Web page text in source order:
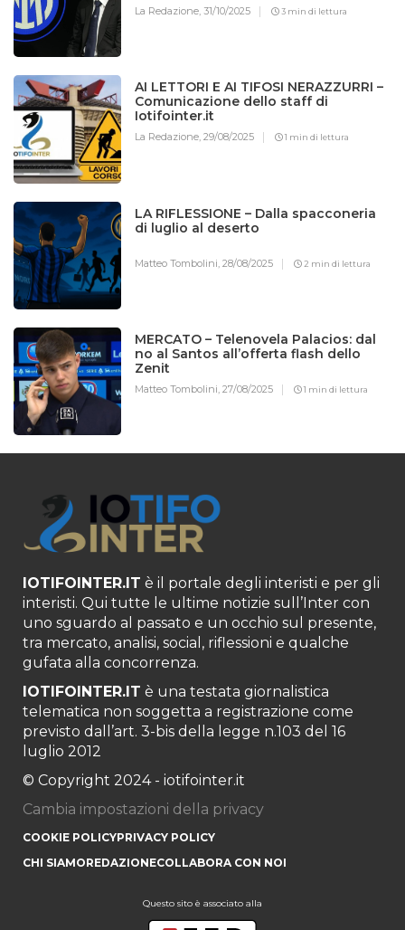
La Redazione,31/10/2025 3 min di lettura
AI LETTORI E AI TIFOSI NERAZZURRI –
Comunicazione dello staff di
Iotifointer.it
La Redazione,29/08/2025 1 min di lettura
LA RIFLESSIONE – Dalla spacconeria
di luglio al deserto
Matteo Tombolini,28/08/2025 2 min di lettura
MERCATO – Telenovela Palacios: dal
no al Santos all’offerta flash dello
Zenit
Matteo Tombolini,27/08/2025 1 min di lettura
IOTIFOINTER.IT è il portale degli interisti e per gli
interisti. Qui tutte le ultime notizie sull’Inter con
uno sguardo al passato e un occhio sul presente,
tra mercato, analisi, social, riflessioni e qualche
gufata alla concorrenza.
IOTIFOINTER.IT è una testata giornalistica
telematica non soggetta a registrazione come
previsto dall’art. 3-bis della legge n.103 del 16
luglio 2012
© Copyright 2024 - iotifointer.it
Cambia impostazioni della privacy
COOKIE POLICYPRIVACY POLICY
CHI SIAMOREDAZIONECOLLABORA CON NOI
Questo sito è associato alla